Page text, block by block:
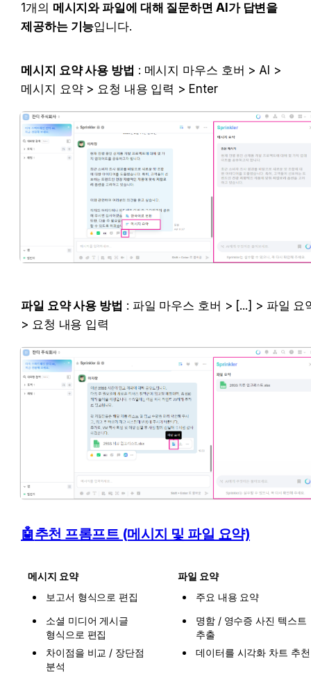
1개의 메시지와 파일에 대해 질문하면 AI가 답변을
제공하는 기능입니다.
메시지 요약 사용 방법 : 메시지 마우스 호버 > AI >
메시지 요약 > 요청 내용 입력 > Enter
파일 요약 사용 방법 : 파일 마우스 호버 > [...] > 파일 요
> 요청 내용 입력
🤖추천 프롬프트 (메시지 및 파일 요약)
메시지 요약
보고서 형식으로 편집
소셜 미디어 게시글
형식으로 편집
차이점을 비교 / 장단점
분석
파일 요약
주요 내용 요약
명함 / 영수증 사진 텍스트
추출
데이터를 시각화 차트 추천